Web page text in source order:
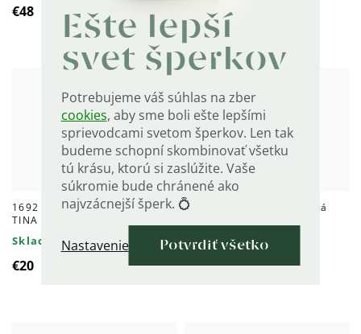
Ešte lepší
svet šperkov
Potrebujeme váš súhlas na zber
cookies, aby sme boli ešte lepšími
sprievodcami svetom šperkov. Len tak
budeme schopní skombinovať všetku
tú krásu, ktorú si zaslúžite. Vaše
súkromie bude chránené ako
najvzácnejší šperk. 💍
Nastavenie Potvrdiť všetko
€48
1692 Strieborná retiazka
TINA 40 cm
Skladom
€20
8583 Svadobná strieborná
Skladom
€106